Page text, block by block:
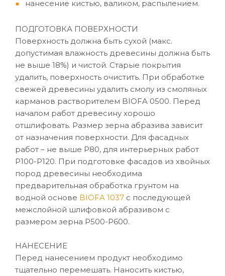
нанесение кистью, валиком, распылением.
ПОДГОТОВКА ПОВЕРХНОСТИ
Поверхность должна быть сухой (макс.
допустимая влажность древесины должна быть
не выше 18%) и чистой. Старые покрытия
удалить, поверхность очистить. При обработке
свежей древесины удалить смолу из смоляных
карманов растворителем BIOFA 0500. Перед
началом работ древесину хорошо
отшлифовать. Размер зерна абразива зависит
от назначения поверхности. Для фасадных
работ – не выше P80, для интерьерных работ
P100-P120. При подготовке фасадов из хвойных
пород древесины необходима
предварительная обработка грунтом на
водной основе BIOFA 1037 с последующей
межслойной шлифовкой абразивом с
размером зерна P500-P600.
НАНЕСЕНИЕ
Перед нанесением продукт необходимо
тщательно перемешать. Наносить кистью,